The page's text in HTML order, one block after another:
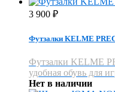
3 900 ₽
Футзалки KELME
Футзалки KELME
удобная обувь для
Нет в наличии